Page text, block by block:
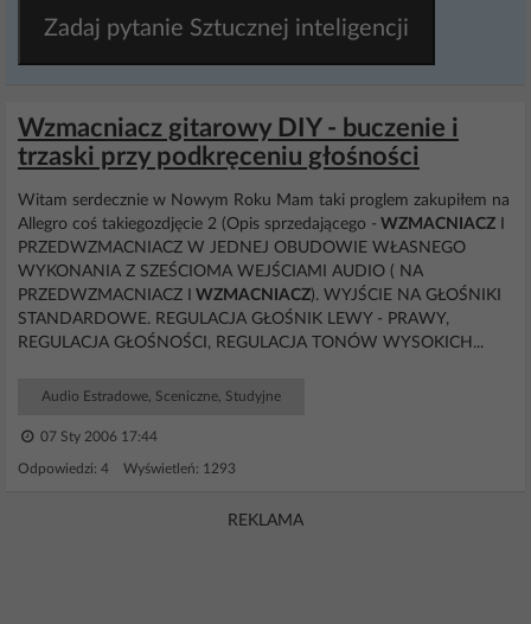
Zadaj pytanie Sztucznej inteligencji
Wzmacniacz gitarowy DIY - buczenie i
trzaski przy podkręceniu głośności
Witam serdecznie w Nowym Roku Mam taki proglem zakupiłem na
Allegro coś takiegozdjęcie 2 (Opis sprzedającego - WZMACNIACZ
PRZEDWZMACNIACZ W JEDNEJ OBUDOWIE WŁASNEGO
WYKONANIA Z SZEŚCIOMA WEJŚCIAMI AUDIO ( NA
PRZEDWZMACNIACZ I
WZMACNIACZ). WYJŚCIE NA GŁOŚNIKI
STANDARDOWE. REGULACJA GŁOŚNIK LEWY - PRAWY,
REGULACJA GŁOŚNOŚCI, REGULACJA TONÓW WYSOKICH...
Audio Estradowe, Sceniczne, Studyjne
07 Sty 2006 17:44
Odpowiedzi: 4 Wyświetleń: 1293
REKLAMA